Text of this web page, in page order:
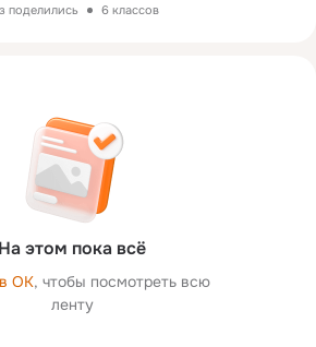
поделились 6 классов
На этом пока всё
ОК, чтобы посмотреть всю
ленту